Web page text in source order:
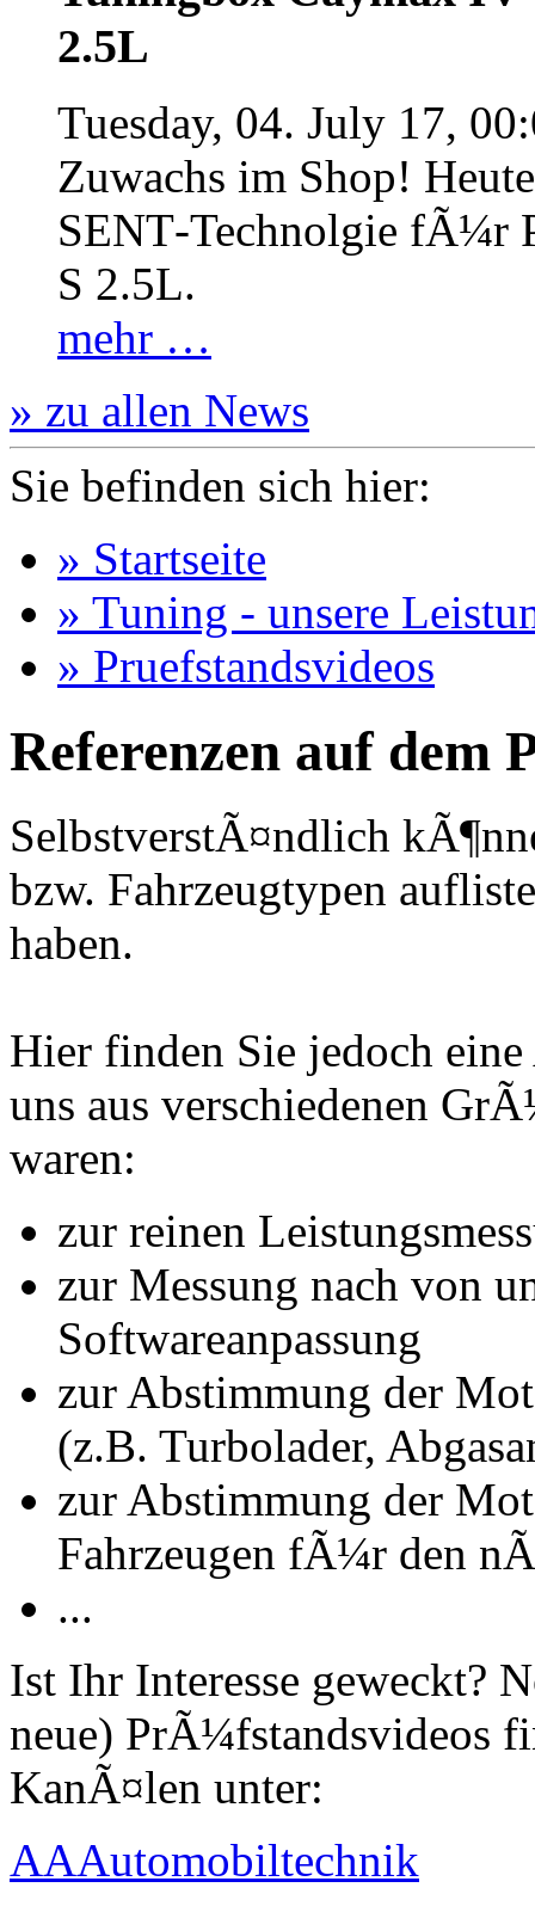
2.5L
Tuesday, 04. July 17,
Zuwachs im Shop!
SENT‐Technolgie fÃ¼r
S 2.5L.
mehr …
» zu allen News
Sie befinden sich hier:
» Startseite
» Tuning - unsere
» Pruefstandsvideos
Referenzen auf dem
SelbstverstÃ¤ndlich
bzw. Fahrzeugtypen
haben.
Hier finden Sie jedoch
uns aus verschiedenen
waren:
zur reinen
zur Messung nach von
Softwareanpassung
zur Abstimmung der
(z.B. Turbolader,
zur Abstimmung der
Fahrzeugen fÃ¼r den
...
Ist Ihr Interesse geweckt?
neue) PrÃ¼fstandsvideos
KanÃ¤len unter:
AAAutomobiltechnik